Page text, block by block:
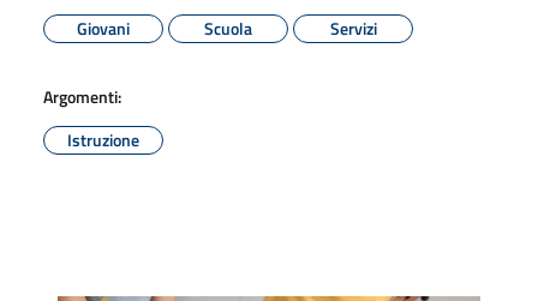
Giovani
Scuola Servizi
Argomenti:
Istruzione